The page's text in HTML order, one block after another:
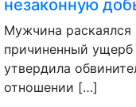
незаконную
Мужчина
причиненный ущерб
утвердила
отношении […]